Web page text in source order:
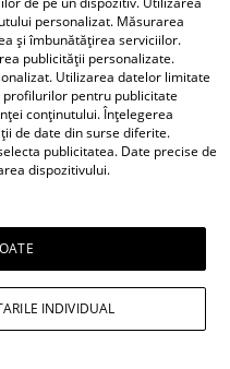
personalizat. Măsurarea
și îmbunătățirea serviciilor.
publicității personalizate.
Utilizarea datelor limitate
pentru publicitate
conținutului. Înțelegerea
de date din surse diferite.
publicitatea. Date precise de
dispozitivului.
INDIVIDUAL